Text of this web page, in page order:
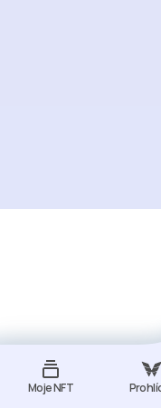
Moje NFT